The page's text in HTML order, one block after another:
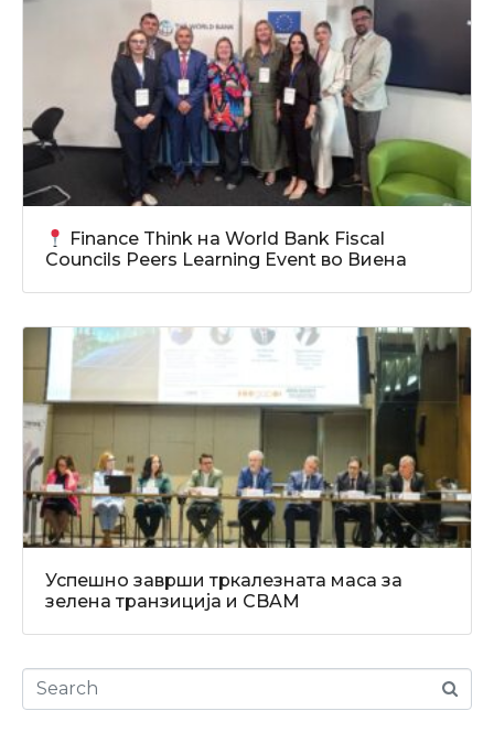
Finance Think на World Bank Fiscal
Councils Peers Learning Event во Виена
Успешно заврши тркалезната маса за
зелена транзиција и CBAM